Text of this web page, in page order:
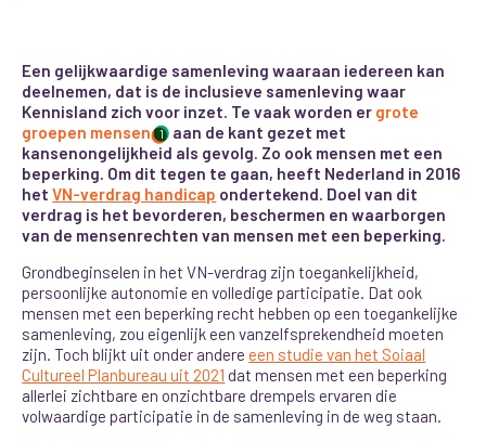
Een gelijkwaardige samenleving waaraan iedereen kan
deelnemen, dat is de inclusieve samenleving waar
Kennisland zich voor inzet. Te vaak worden er grote
groepen mensen 1 aan de kant gezet met
kansenongelijkheid als gevolg. Zo ook mensen met een
beperking. Om dit tegen te gaan, heeft Nederland in 2016
hetVN-verdrag handicap ondertekend. Doel van dit
verdrag is het bevorderen, beschermen en waarborgen
van de mensenrechten van mensen met een beperking.
Grondbeginselen in het VN-verdrag zijn toegankelijkheid,
persoonlijke autonomie en volledige participatie. Dat ook
mensen met een beperking recht hebben op een toegankelijke
samenleving, zou eigenlijk een vanzelfsprekendheid moeten
zijn. Toch blijkt uit onder andereeen studie van het Soiaal
Cultureel Planbureau uit 2021 dat mensen met een beperking
allerlei zichtbare en onzichtbare drempels ervaren die
volwaardige participatie in de samenleving in de weg staan.